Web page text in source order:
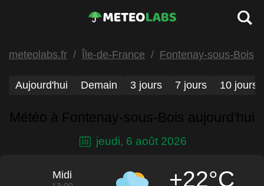
meteolabs.fr Île-de-France Fontenay-sous-Bois
Aujourd'hui Demain 3 jours 7 jours 10 jours
Météo à Fontenay-sous-Bois aujourd'hui
jeudi, 6 août 2026
Midi +22°C